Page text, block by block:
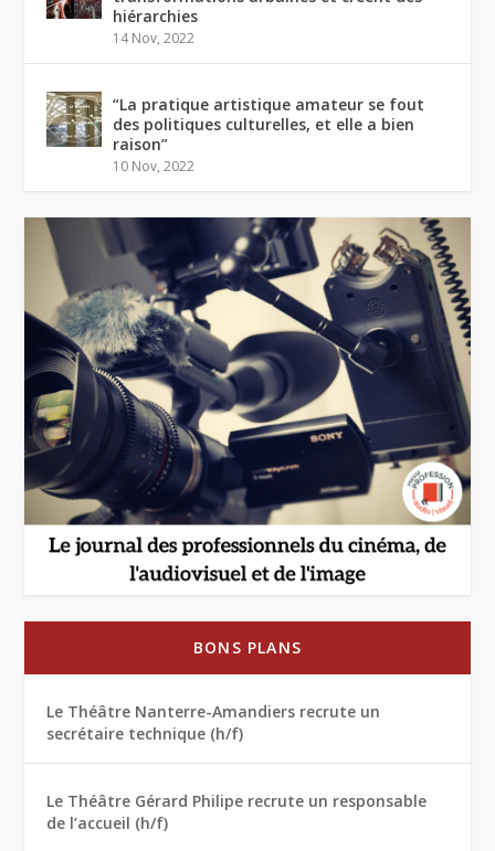
hiérarchies
14 Nov, 2022
“La pratique artistique amateur se fout
des politiques culturelles, et elle a bien
raison”
10 Nov, 2022
BONS PLANS
Le Théâtre Nanterre-Amandiers recrute un
secrétaire technique (h/f)
Le Théâtre Gérard Philipe recrute un responsable
de l’accueil (h/f)